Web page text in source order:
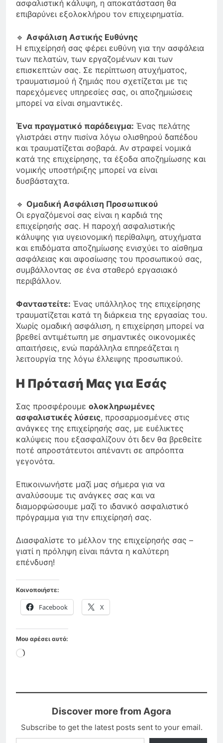
ασφαλιστική κάλυψη, η αποκατάσταση θα
επιβαρύνει εξολοκλήρου τον επιχειρηματία.
🔹 Ασφάλιση Αστικής Ευθύνης
Η επιχείρησή σας φέρει ευθύνη για την ασφάλεια
των πελατών, των εργαζομένων και των
επισκεπτών σας. Σε περίπτωση ατυχήματος,
τραυματισμού ή ζημιάς που σχετίζεται με τις
παρεχόμενες υπηρεσίες σας, οι αποζημιώσεις
μπορεί να είναι σημαντικές.
Ένα πραγματικό παράδειγμα: Ένας πελάτης
γλιστράει στην πισίνα λόγω ολισθηρού δαπέδου
και τραυματίζεται σοβαρά. Αν στραφεί νομικά
κατά της επιχείρησης, τα έξοδα αποζημίωσης και
νομικής υποστήριξης μπορεί να είναι
δυσβάσταχτα.
🔹 Ομαδική Ασφάλιση Προσωπικού
Οι εργαζόμενοί σας είναι η καρδιά της
επιχείρησής σας. Η παροχή ασφαλιστικής
κάλυψης για υγειονομική περίθαλψη, ατυχήματα
και επιδόματα αποζημίωσης ενισχύει το αίσθημα
ασφάλειας και αφοσίωσης του προσωπικού σας,
συμβάλλοντας σε ένα σταθερό εργασιακό
περιβάλλον.
Φανταστείτε: Ένας υπάλληλος της επιχείρησης
τραυματίζεται κατά τη διάρκεια της εργασίας του.
Χωρίς ομαδική ασφάλιση, η επιχείρηση μπορεί να
βρεθεί αντιμέτωπη με σημαντικές οικονομικές
απαιτήσεις, ενώ παράλληλα επηρεάζεται η
λειτουργία της λόγω έλλειψης προσωπικού.
Η Πρότασή Μας για Εσάς
Σας προσφέρουμε ολοκληρωμένες
ασφαλιστικές λύσεις, προσαρμοσμένες στις
ανάγκες της επιχείρησής σας, με ευέλικτες
καλύψεις που εξασφαλίζουν ότι δεν θα βρεθείτε
ποτέ απροστάτευτοι απέναντι σε απρόοπτα
γεγονότα.
Επικοινωνήστε μαζί μας σήμερα για να
αναλύσουμε τις ανάγκες σας και να
διαμορφώσουμε μαζί το ιδανικό ασφαλιστικό
πρόγραμμα για την επιχείρησή σας.
Διασφαλίστε το μέλλον της επιχείρησής σας –
γιατί η πρόληψη είναι πάντα η καλύτερη
επένδυση!
Κοινοποιήστε:
Facebook X
Μου αρέσει αυτό:
Loading…
Discover more from Agora
Subscribe to get the latest posts sent to your email.
Type your email…